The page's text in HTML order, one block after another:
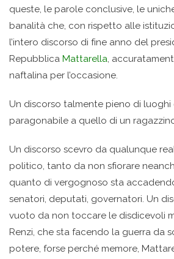
queste, le parole conclusive, le
banalità che, con rispetto alle
l’intero discorso di fine anno del
Repubblica Mattarella,
naftalina per l’occasione.
Un discorso talmente pieno di luoghi
paragonabile a quello di un
Un discorso scevro da qualunque
politico, tanto da non sfiorare
quanto di vergognoso sta
senatori, deputati, governatori. Un
vuoto da non toccare le disdicevoli
Renzi, che sta facendo la guerra da
potere, forse perché memore,